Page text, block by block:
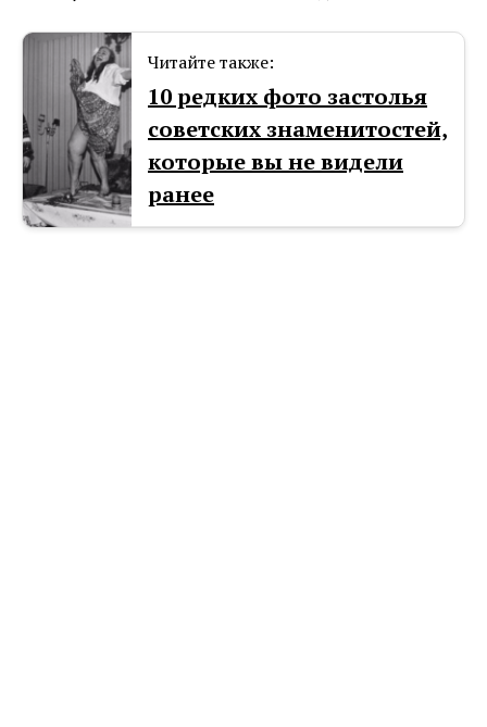
Читайте также:
10 редких фото застолья
советских знаменитостей,
которые вы не видели
ранее